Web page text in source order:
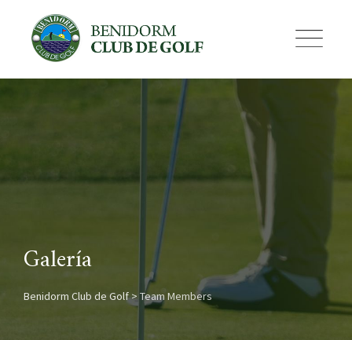
content
Galería
Benidorm Club de Golf>Team Members